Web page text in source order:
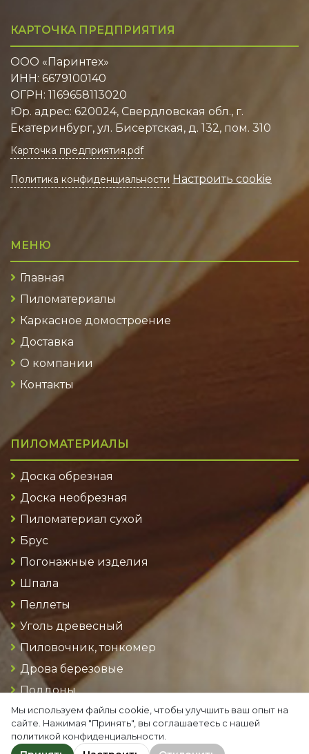
КАРТОЧКА ПРЕДПРИЯТИЯ
ООО «Паринтех»
ИНН: 6679100140
ОГРН: 1169658113020
Юр. адрес: 620024, Свердловская обл., г.
Екатеринбург, ул. Бисертская, д. 132, пом. 310
Карточка предприятия.pdf
Политика конфиденциальности Настроить cookie
МЕНЮ
Главная
Пиломатериалы
Каркасное домостроение
Доставка
О компании
Контакты
ПИЛОМАТЕРИАЛЫ
Доска обрезная
Доска необрезная
Пиломатериал сухой
Брус
Погонажные изделия
Шпала
Пеллеты
Уголь древесный
Пиловочник, тонкомер
Дрова березовые
Поддоны
Руф брикет
Березовый фанерный кряж
Мы используем файлы cookie, чтобы улучшить ваш опыт на
сайте. Нажимая "Принять", вы соглашаетесь с нашей
политикой конфиденциальности.